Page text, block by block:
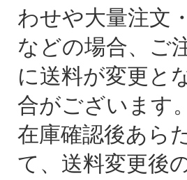
わせや大量注文
などの場合、ご
に送料が変更と
合がございます。
在庫確認後あら
て、送料変更後